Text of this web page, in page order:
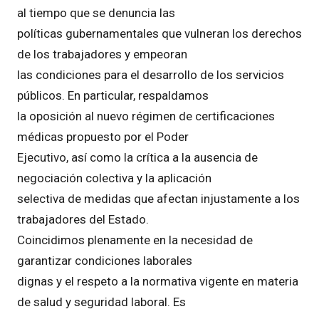
al tiempo que se denuncia las
políticas gubernamentales que vulneran los derechos
de los trabajadores y empeoran
las condiciones para el desarrollo de los servicios
públicos. En particular, respaldamos
la oposición al nuevo régimen de certificaciones
médicas propuesto por el Poder
Ejecutivo, así como la crítica a la ausencia de
negociación colectiva y la aplicación
selectiva de medidas que afectan injustamente a los
trabajadores del Estado.
Coincidimos plenamente en la necesidad de
garantizar condiciones laborales
dignas y el respeto a la normativa vigente en materia
de salud y seguridad laboral. Es